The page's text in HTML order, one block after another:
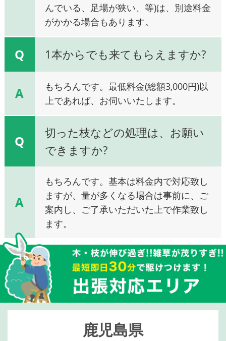
んでいる、足場が狭い、等)は、別途料金
がかかる場合もあります。
Q 1本からでも来てもらえますか?
A
もちろんです。最低料金(総額3,000円)以
上であれば、お伺いいたします。
Q
切った枝などの処理は、お願い
できますか?
A
もちろんです。基本は料金内で対応致し
ますが、量が多くなる場合は事前に、ご
案内し、ご了承いただいた上で作業致し
ます。
鹿児島県